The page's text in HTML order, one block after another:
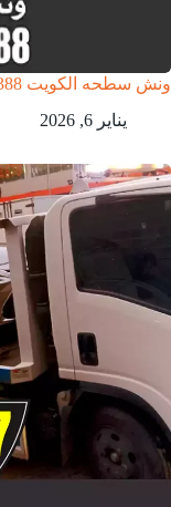
ونش سطحه الكويت 66658388
يناير 6, 2026